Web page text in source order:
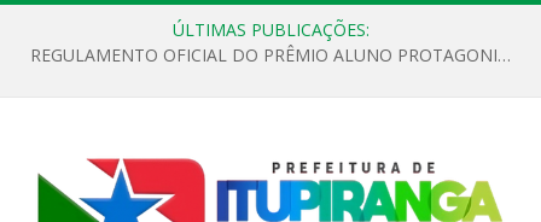
ÚLTIMAS PUBLICAÇÕES:
REGULAMENTO OFICIAL DO PRÊMIO ALUNO PROTAGONISTA – EDIÇÃO 2026